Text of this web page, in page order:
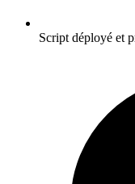
Script déployé et